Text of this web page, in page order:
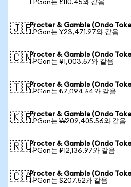
1 PGon는 £110.45와 같음
🇯🇵Procter & Gamble (Ondo
1 PGon는 ¥23,471.97와 같음
🇨🇳Procter & Gamble (Ondo
1 PGon는 ¥1,003.57와 같음
🇹🇷Procter & Gamble (Ondo
1 PGon는 ₺7,094.54와 같음
🇰🇷Procter & Gamble (Ondo
1 PGon는 ₩209,405.56와 같음
🇷🇺Procter & Gamble (Ondo
1 PGon는 ₽12,136.97와 같음
🇨🇦Procter & Gamble (Ondo
1 PGon는 $207.52와 같음